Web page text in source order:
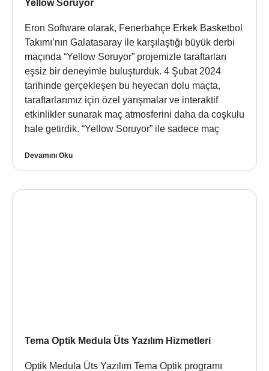
Yellow Soruyor
Eron Software olarak, Fenerbahçe Erkek Basketbol
Takımı’nın Galatasaray ile karşılaştığı büyük derbi
maçında “Yellow Soruyor” projemizle taraftarları
eşsiz bir deneyimle buluşturduk. 4 Şubat 2024
tarihinde gerçekleşen bu heyecan dolu maçta,
taraftarlarımız için özel yarışmalar ve interaktif
etkinlikler sunarak maç atmosferini daha da coşkulu
hale getirdik. “Yellow Soruyor” ile sadece maç
Devamını Oku
Tema Optik Medula Üts Yazılım Hizmetleri
Optik Medula Üts Yazılım Tema Optik programı